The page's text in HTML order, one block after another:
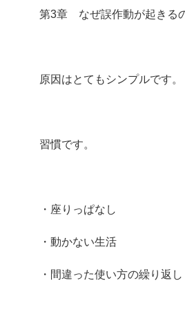
第3章 なぜ誤作動が起きる
原因はとてもシンプルです。
習慣です。
・座りっぱなし
・動かない生活
・間違った使い方の繰り返し